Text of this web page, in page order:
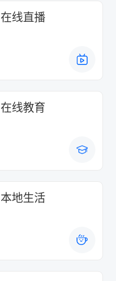
在线直播
在线教育
本地生活